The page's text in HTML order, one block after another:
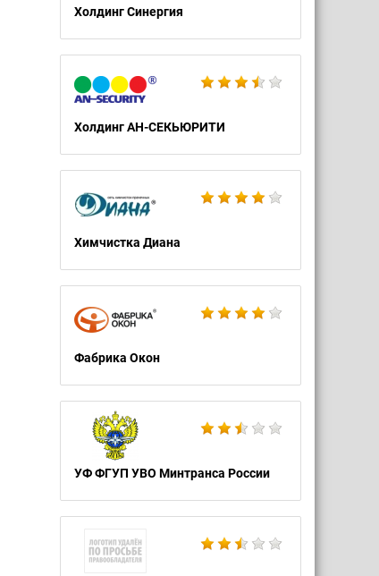
Холдинг Синергия
Холдинг АН-СЕКЬЮРИТИ
Химчистка Диана
Фабрика Окон
УФ ФГУП УВО Минтранса России